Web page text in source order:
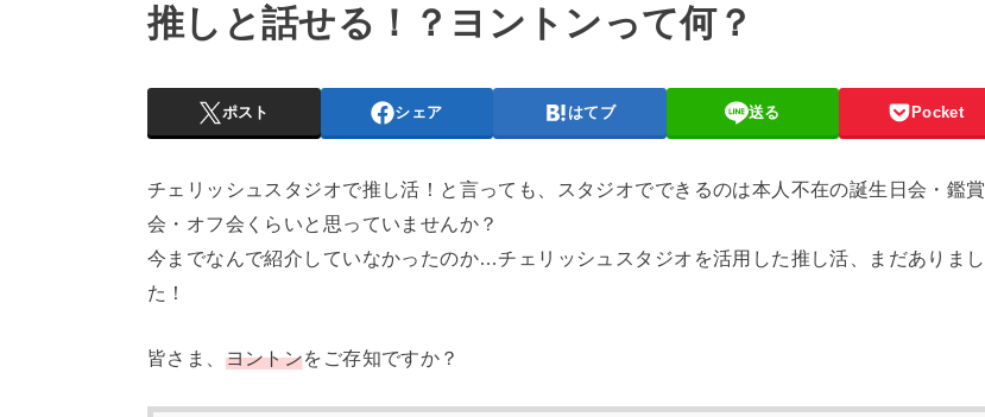
推しと話せる！？ヨントンって何？
ポスト シェア はてブ 送る Pocket
チェリッシュスタジオで推し活！と言っても、スタジオでできるのは本人不在の誕生日会・鑑賞
会・オフ会くらいと思っていませんか？
今までなんで紹介していなかったのか…チェリッシュスタジオを活用した推し活、まだありまし
た！
皆さま、 ヨントンをご存知ですか？